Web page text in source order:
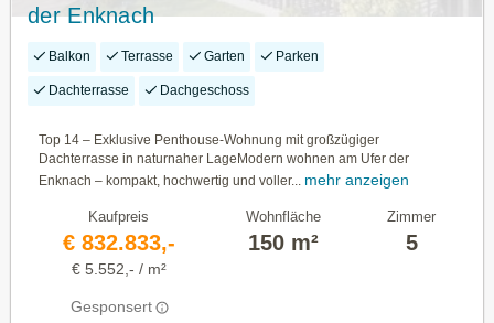
der Enknach
Balkon Terrasse Garten Parken
Dachterrasse Dachgeschoss
Top 14 – Exklusive Penthouse-Wohnung mit großzügiger
Dachterrasse in naturnaher LageModern wohnen am Ufer der
Enknach – kompakt, hochwertig und voller... mehr anzeigen
Kaufpreis
€ 832.833,-
€ 5.552,- / m²
Gesponsert
Wohnfläche
150 m²
Zimmer
5